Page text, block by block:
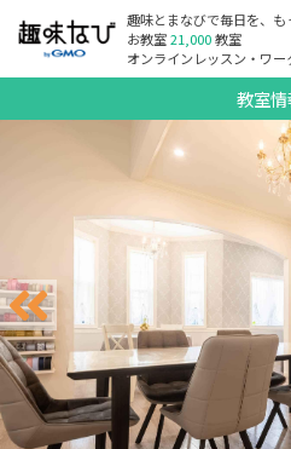
趣味とまなびで毎日を、も
お教室21,000教室
オンラインレッスン・ワ
教室